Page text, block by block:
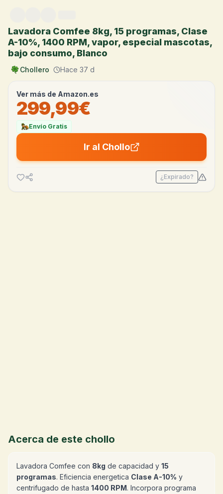
Lavadora Comfee 8kg, 15 programas, Clase
A-10%, 1400 RPM, vapor, especial mascotas,
bajo consumo, Blanco
Chollero Hace 37 d
Ver más de Amazon.es
299,99€
Envío Gratis
Ir al Chollo
¿Expirado?
Acerca de este chollo
Lavadora Comfee con 8kg de capacidad y 15
programas. Eficiencia energetica Clase A-10% y
centrifugado de hasta 1400 RPM. Incorpora programa